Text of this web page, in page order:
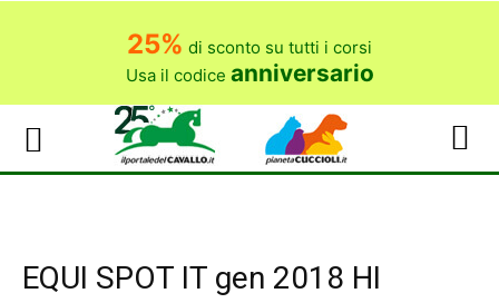
25% di sconto su tutti i corsi
Usa il codice anniversario
EQUI SPOT IT gen 2018 HI